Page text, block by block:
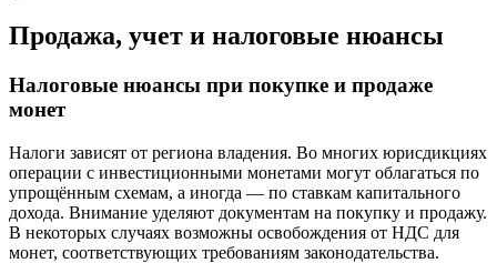
Продажа, учет и налоговые нюансы
Налоговые нюансы при покупке и продаже
монет
Налоги зависят от региона владения. Во многих юрисдикциях
операции с инвестиционными монетами могут облагаться по
упрощённым схемам, а иногда — по ставкам капитального
дохода. Внимание уделяют документам на покупку и продажу.
В некоторых случаях возможны освобождения от НДС для
монет, соответствующих требованиям законодательства.